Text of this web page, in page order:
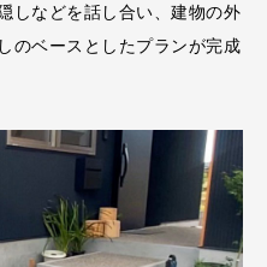
しなどを話し合い、建物の外
のベースとしたプランが完成